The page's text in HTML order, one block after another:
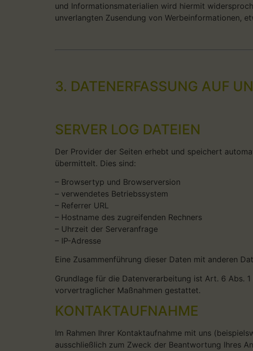
und Informationsmaterialien wird hiermit
unverlangten Zusendung von Werbeinformationen,
3. DATENERFASSUNG AUF
SERVER LOG DATEIEN
Der Provider der Seiten erhebt und speichert
übermittelt. Dies sind:
– Browsertyp und Browserversion
– verwendetes Betriebssystem
– Referrer URL
– Hostname des zugreifenden Rechners
– Uhrzeit der Serveranfrage
– IP-Adresse
Eine Zusammenführung dieser Daten mit anderen
Grundlage für die Datenverarbeitung ist Art. 6 Abs.
vorvertraglicher Maßnahmen gestattet.
KONTAKTAUFNAHME
Im Rahmen Ihrer Kontaktaufnahme mit uns
ausschließlich zum Zweck der Beantwortung Ihres